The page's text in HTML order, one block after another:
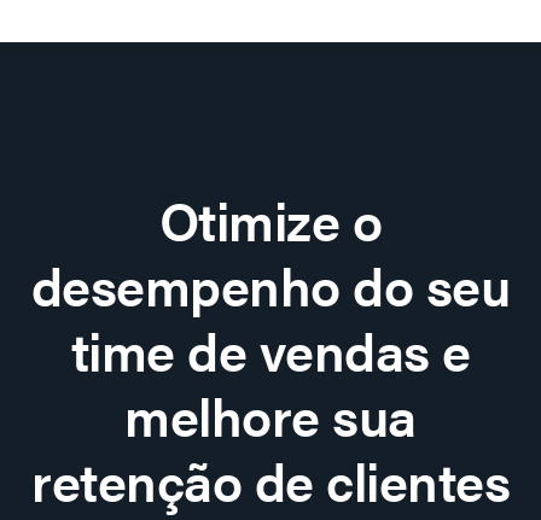
Otimize o
desempenho do seu
time de vendas e
melhore sua
retenção de clientes